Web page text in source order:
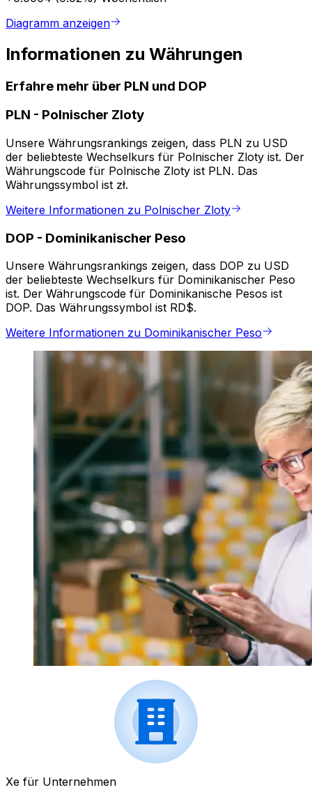
Diagramm anzeigen
Informationen zu Währungen
Erfahre mehr über PLN und DOP
PLN - Polnischer Zloty
Unsere Währungsrankings zeigen, dass PLN zu USD
der beliebteste Wechselkurs für Polnischer Zloty ist. Der
Währungscode für Polnische Zloty ist PLN. Das
Währungssymbol ist zł.
Weitere Informationen zu Polnischer Zloty
DOP - Dominikanischer Peso
Unsere Währungsrankings zeigen, dass DOP zu USD
der beliebteste Wechselkurs für Dominikanischer Peso
ist. Der Währungscode für Dominikanische Pesos ist
DOP. Das Währungssymbol ist RD$.
Weitere Informationen zu Dominikanischer Peso
Xe für Unternehmen